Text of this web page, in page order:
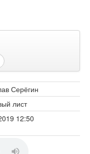
Серёгин
лист
12:50